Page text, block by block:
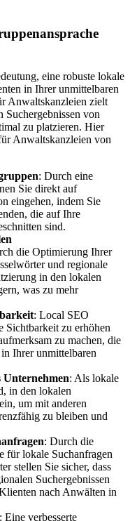
eine robuste lokale
in Ihrer unmittelbaren
Anwaltskanzleien zielt
Suchergebnissen von
zu platzieren. Hier
Anwaltskanzleien von
: Durch eine
Sie direkt auf
eingehen, indem Sie
die auf Ihre
sind.
die Optimierung Ihrer
und regionale
in den lokalen
was zu mehr
: Local SEO
Sichtbarkeit zu erhöhen
zu machen, die
Ihrer unmittelbaren
: Als lokale
in den lokalen
um mit anderen
zu bleiben und
: Durch die
für lokale Suchanfragen
stellen Sie sicher, dass
Suchergebnissen
nach Anwälten in
: Eine verbesserte